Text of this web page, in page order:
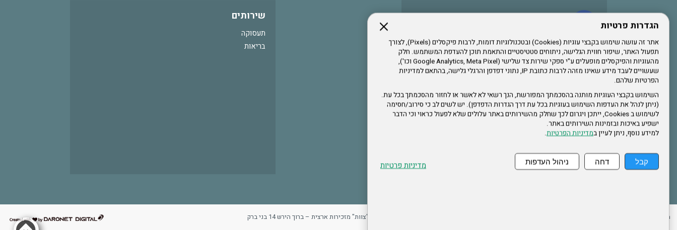
הגדרות פרטיות
אתר זה עושה שימוש בקבצי עוגיות (Cookies) ובטכנולוגיות דומות, לרבות פיקסלים (Pixels), לצורך
תפעול האתר, שיפור חווית הגלישה, ניתוחים סטטיסטיים והתאמת תוכן להעדפת המשתמש. חלק
מהעוגיות והפיקסלים מופעלים ע"י ספקי שירות צד שלישי (Google Analytics, Meta Pixel וכו'),
שעשויים לעבד מידע שאינו מזהה לרבות כתובת IP, נתוני דפדפן והרגלי גלישה, בהתאם למדיניות
הפרטיות שלהם.
השימוש בקבצי העוגיות מותנה בהסכמתך המפורשת, הנך רשאי לא לאשר או לחזור מהסכמתך בכל עת.
(ניתן לנהל את העדפות השימוש בעוגיות בכל עת דרך הגדרות הדפדפן). יש לשים לב כי סירוב/חסימה
לשימוש ב Cookies, ייתכן ויגרום לכך שחלק מהשירותים באתר עלולים שלא לפעול כראוי וכי הדבר
ישפיע באיכות ובזמינות השירותים באתר.
למידע נוסף, ניתן לעיין במדיניות הפרטיות.
קבל דחה ניהול העדפות מדיניות פרטיות
הרשמו לערוץ היוטיוב שלנו
אתר צה"ל
שירותים
תעסוקה
בריאות
ההזמנות שלי ארגון "צוות" מזכירות ארצית – ברוך הירש 14 בני ברק